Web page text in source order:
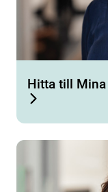
Hitta till